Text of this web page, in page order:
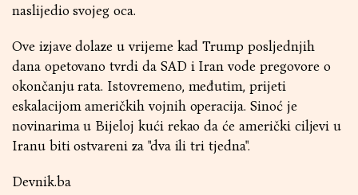
naslijedio svojeg oca.
Ove izjave dolaze u vrijeme kad Trump posljednjih
dana opetovano tvrdi da SAD i Iran vode pregovore o
okončanju rata. Istovremeno, međutim, prijeti
eskalacijom američkih vojnih operacija. Sinoć je
novinarima u Bijeloj kući rekao da će američki ciljevi u
Iranu biti ostvareni za "dva ili tri tjedna".
Devnik.ba